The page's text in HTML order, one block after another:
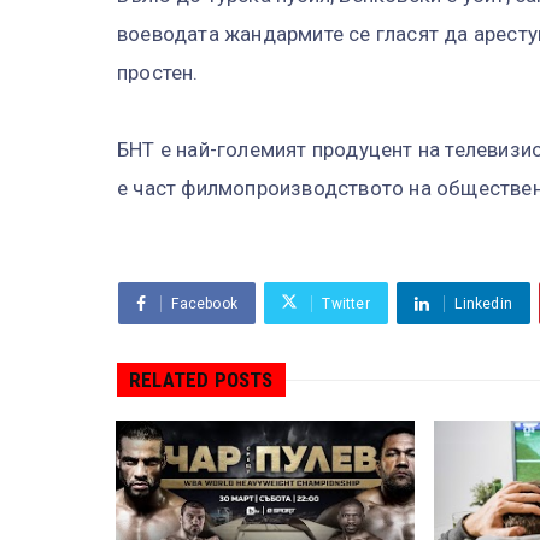
воеводата жандармите се гласят да
простен.
БНТ е най-големият продуцент на
е част филмопроизводството на
Facebook Twitter Linkedin
RELATED POSTS